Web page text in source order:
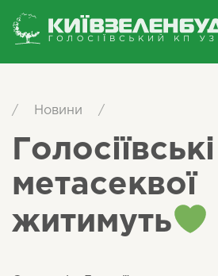
/ Новини /
Голосіївські
метасеквої
житимуть